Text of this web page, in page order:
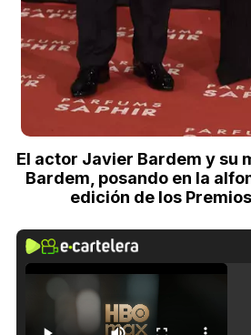
El actor Javier Bardem y su
Bardem, posando en la
edición de los